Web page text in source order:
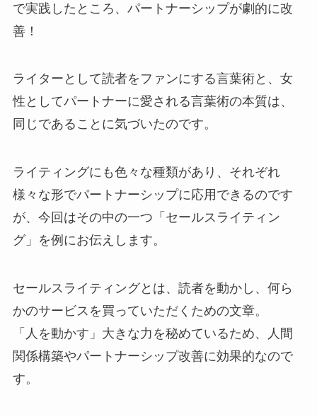
で実践したところ、パートナーシップが劇的に改
善！
ライターとして読者をファンにする言葉術と、女
性としてパートナーに愛される言葉術の本質は、
同じであることに気づいたのです。
ライティングにも色々な種類があり、それぞれ
様々な形でパートナーシップに応用できるのです
が、今回はその中の一つ「セールスライティン
グ」を例にお伝えします。
セールスライティングとは、読者を動かし、何ら
かのサービスを買っていただくための文章。
「人を動かす」大きな力を秘めているため、人間
関係構築やパートナーシップ改善に効果的なので
す。